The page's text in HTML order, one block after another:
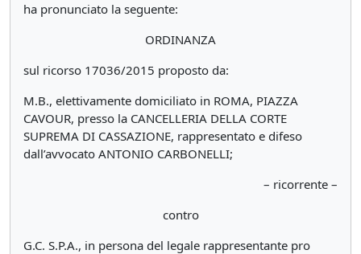
ha pronunciato la seguente:
ORDINANZA
sul ricorso 17036/2015 proposto da:
M.B., elettivamente domiciliato in ROMA, PIAZZA
CAVOUR, presso la CANCELLERIA DELLA CORTE
SUPREMA DI CASSAZIONE, rappresentato e difeso
dall’avvocato ANTONIO CARBONELLI;
– ricorrente –
contro
G.C. S.P.A., in persona del legale rappresentante pro